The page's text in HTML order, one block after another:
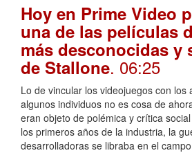
Hoy en Prime Video
una de las películas
más desconocidas y
de Stallone. 06:25
Lo de vincular los videojuegos con los
algunos individuos no es cosa de
eran objeto de polémica y crítica
los primeros años de la industria, la
desarrolladoras se libraba en el